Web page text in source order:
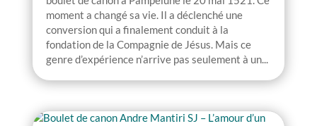
moment a changé sa vie. Il a déclenché une
conversion qui a finalement conduit à la
fondation de la Compagnie de Jésus. Mais ce
genre d’expérience n’arrive pas seulement à un...